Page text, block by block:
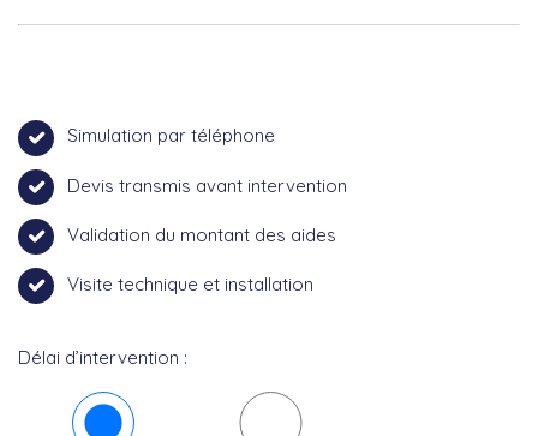
Simulation par téléphone
Devis transmis avant intervention
Validation du montant des aides
Visite technique et installation
Délai d’intervention :